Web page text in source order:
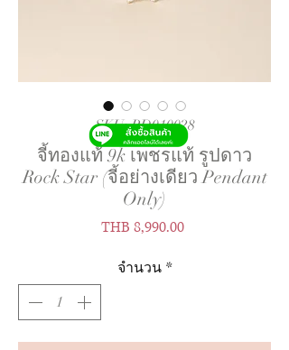
SKU: PD010028
จี้ทองแท้ 9k เพชรแท้ รูปดาว
Rock Star (จี้อย่างเดียว Pendant
Only)
THB 8,990.00ราคา
จำนวน *